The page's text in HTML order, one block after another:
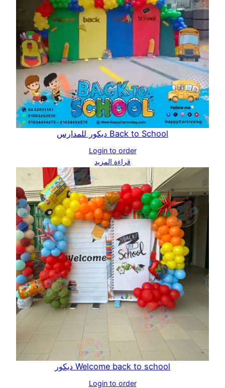
Back to School ديكور للمدارس
Login to order
قراءة المزيد
Welcome back to school ديكور
Login to order